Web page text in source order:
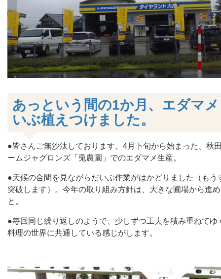
あっという間の1か月、エダマ
いぶ植えつけました。
●皆さんご無沙汰しております。4月下旬から始まった、秋
ームジャグロンズ「兎農園」でのエダマメ生産。
●天候の合間を見ながらだいぶ作業がはかどりました（もう
突破します）。今年の取り組み方針は、大きな圃場から進
と。
●毎回同じ繰り返しのようで、少しずつ工夫を積み重ねてゆ
料理の世界に共通している感じがします。